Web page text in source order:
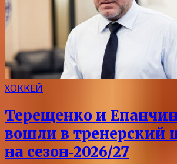
ХОККЕЙ
Терещенко и
вошли в тренерский
на сезон‑2026/27